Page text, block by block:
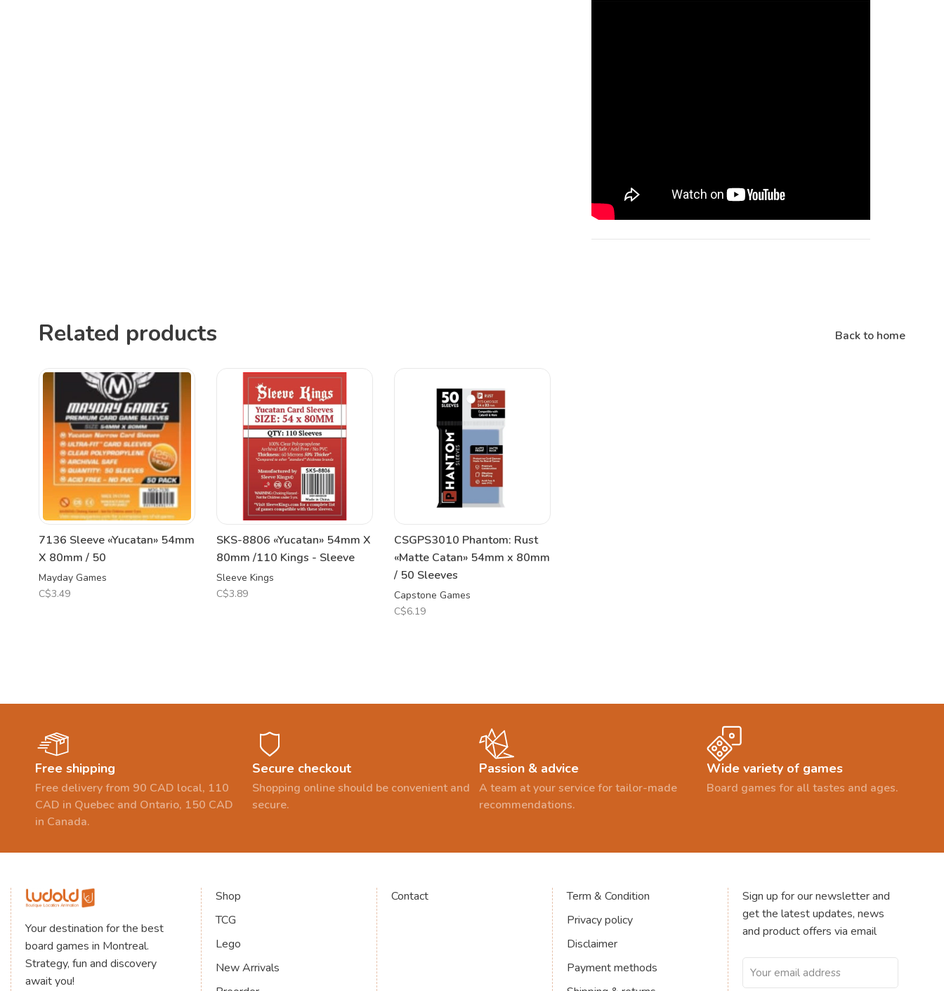
Related products Back to home
7136 Sleeve «Yucatan» 54mm
X 80mm / 50
Mayday Games
C$3.49
SKS-8806 «Yucatan» 54mm X
80mm /110 Kings - Sleeve
Sleeve Kings
C$3.89
CSGPS3010 Phantom: Rust
«Matte Catan» 54mm x 80mm
/ 50 Sleeves
Capstone Games
C$6.19
Free shipping
Free delivery from 90 CAD local, 110
CAD in Quebec and Ontario, 150 CAD
in Canada.
Secure checkout
Shopping online should be convenient and
secure.
Passion & advice
A team at your service for tailor-made
recommendations.
Wide variety of games
Board games for all tastes and ages.
Your destination for the best
board games in Montreal.
Strategy, fun and discovery
await you!
Shop
TCG
Lego
New Arrivals
Contact
Term & Condition
Privacy policy
Disclaimer
Payment methods
Sign up for our newsletter and
get the latest updates, news
and product offers via email